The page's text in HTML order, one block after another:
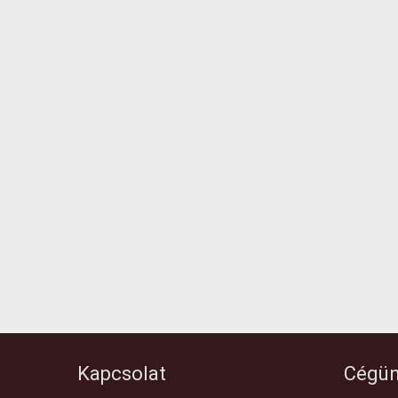
Kapcsolat